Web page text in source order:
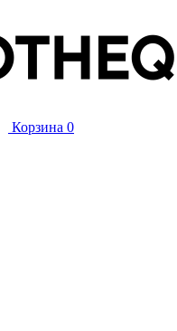
Корзина 0